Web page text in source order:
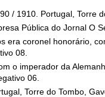
/ 1910. Portugal, Torre
Pública do Jornal O
era coronel honorário,
08.
o imperador da
06.
Torre do Tombo,